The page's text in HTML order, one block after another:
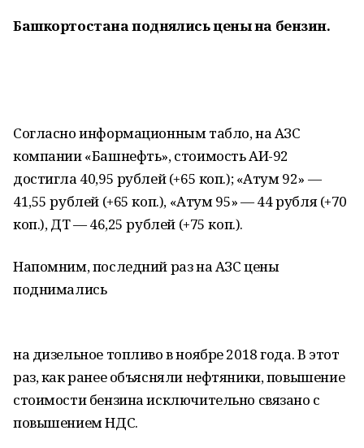
Башкортостана поднялись цены на бензин.
Согласно информационным табло, на АЗС
компании «Башнефть», стоимость АИ-92
достигла 40,95 рублей (+65 коп.); «Атум 92» —
41,55 рублей (+65 коп.), «Атум 95» — 44 рубля (+70
коп.), ДТ — 46,25 рублей (+75 коп.).
Напомним, последний раз на АЗС цены
поднимались
на дизельное топливо в ноябре 2018 года. В этот
раз, как ранее объясняли нефтяники, повышение
стоимости бензина исключительно связано с
повышением НДС.